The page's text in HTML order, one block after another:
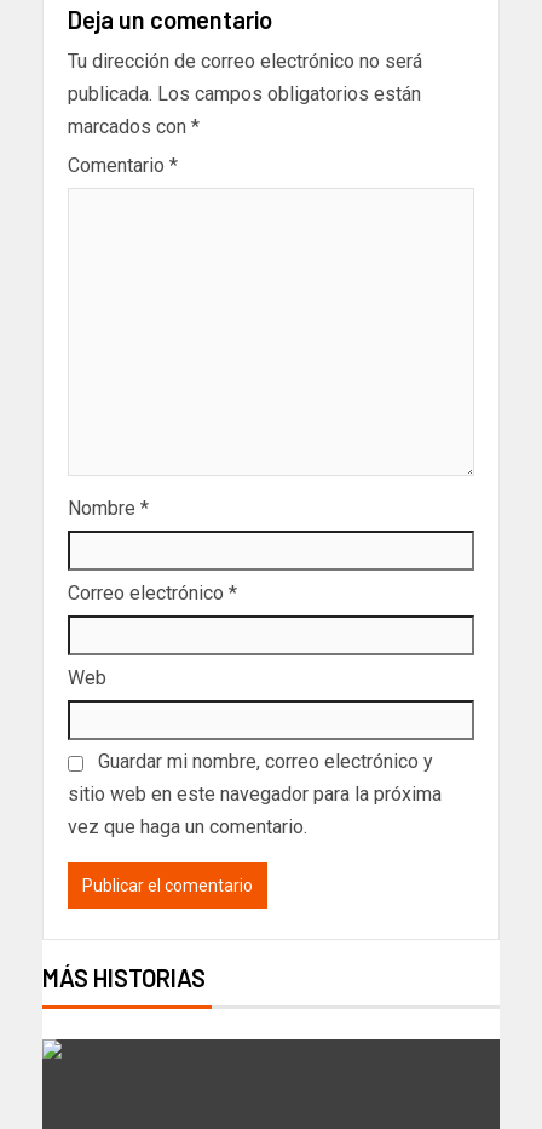
Deja un comentario
Tu dirección de correo electrónico no será
publicada. Los campos obligatorios están
marcados con *
Comentario *
Nombre *
Correo electrónico *
Web
Guardar mi nombre, correo electrónico y
sitio web en este navegador para la próxima
vez que haga un comentario.
MÁS HISTORIAS